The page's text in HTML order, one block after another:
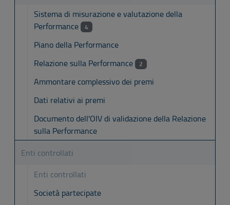
Sistema di misurazione e valutazione della
Performance
4
Piano della Performance
Relazione sulla Performance
2
Ammontare complessivo dei premi
Dati relativi ai premi
Documento dell'OIV di validazione della Relazione
sulla Performance
Enti controllati
Enti controllati
Società partecipate